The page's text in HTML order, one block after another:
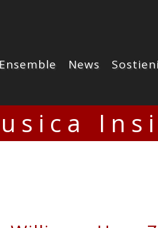
Ensemble News